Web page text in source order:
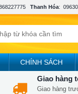
Thanh Hóa:
CHÍNH SÁCH
Giao hàng
Giao hàng